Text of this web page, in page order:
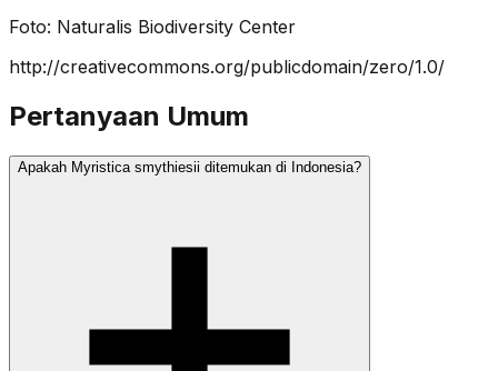
Foto: Naturalis Biodiversity Center
http://creativecommons.org/publicdomain/zero/1.0/
Pertanyaan Umum
Apakah Myristica smythiesii ditemukan di Indonesia?